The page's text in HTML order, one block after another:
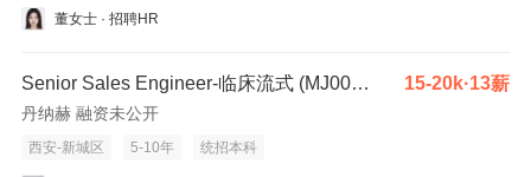
董女士 · 招聘HR
Senior Sales Engineer-临床流式 (MJ000944) 15-20k·13薪
丹纳赫 融资未公开
西安-新城区 5-10年 统招本科